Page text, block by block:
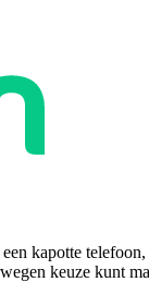
kapotte
keuze kunt